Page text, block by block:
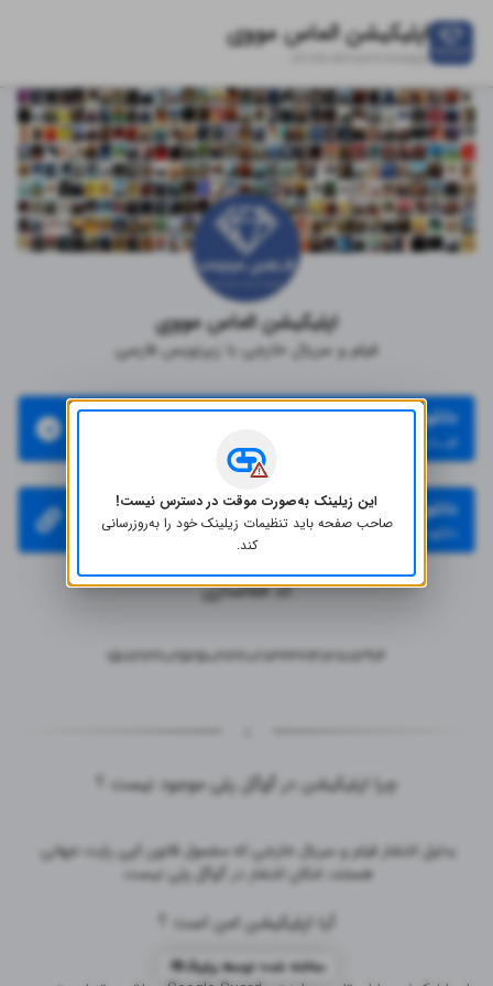
اپلیکیشن الماس مووی
almasmovieapp
اپلیکیشن الماس مووی
فیلم و سریال خارجی با زیرنویس فارسی
دانلود اپلیکیشن از کانال تلگرام الماس مووی
فیــلـــ ثرپکن باید روشن باشد
دانلود اپلیکیشن از لینک مستقیم
دانلود با لینک مستقیم
کد فعالسازی
۱۵۱۸۲۱۲۲۱۰۲۵۲۵۱۰۲۱۲۲۱۰۲۸۳۶۳۲۱۴۱۱۲۸۱۸۲۹۱۴
چرا اپلیکیشن در گوگل پلی موجود نیست ؟
هستند، امکان انتشار در گوگل پلی نیست.
آیا اپلیکیشن امن است ؟
ساخته شده توسط
این زیلینک به‌صورت موقت در دسترس نیست!
صاحب صفحه باید تنظیمات زیلینک خود را به‌روز‌رسانی
کند.